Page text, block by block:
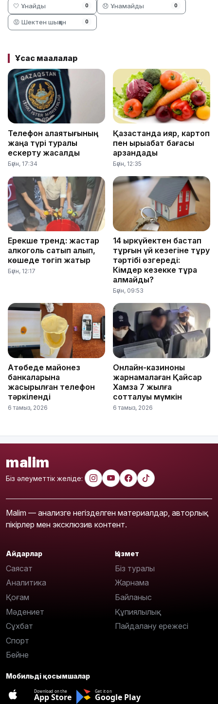
🤍 Ұнайды 0 😞 Ұнамайды 0
😡 Шектен шыққан 0
Ұқсас мақалалар
Телефон алаяқтығының
жаңа түрі туралы
ескерту жасалды
Бүгін, 17:34
Қазақстанда қияр, картоп
пен қырыққабат бағасы
арзандады
Бүгін, 12:35
Ерекше тренд: жастар
алкоголь сатып алып,
көшеде төгіп жатыр
Бүгін, 12:17
14 қыркүйектен бастап
тұрғын үй кезегіне тұру
тәртібі өзгереді:
Кімдер кезекке тұра
алмайды?
Бүгін, 09:53
Ақтөбеде майонез
банкаларына
жасырылған телефон
тәркіленді
6 тамыз, 2026
Онлайн-казиноны
жарнамалаған Қайсар
Хамза 7 жылға
сотталуы мүмкін
6 тамыз, 2026
malim
Біз әлеуметтік желіде:
Malim — анализге негізделген материалдар, авторлық
пікірлер мен эксклюзив контент.
Айдарлар
Саясат
Аналитика
Қоғам
Мәдениет
Сұхбат
Спорт
Бейне
Қызмет
Біз туралы
Жарнама
Байланыс
Құпиялылық
Пайдалану ережесі
Мобильді қосымшалар
Download on the
App Store
Get it on
Google Play